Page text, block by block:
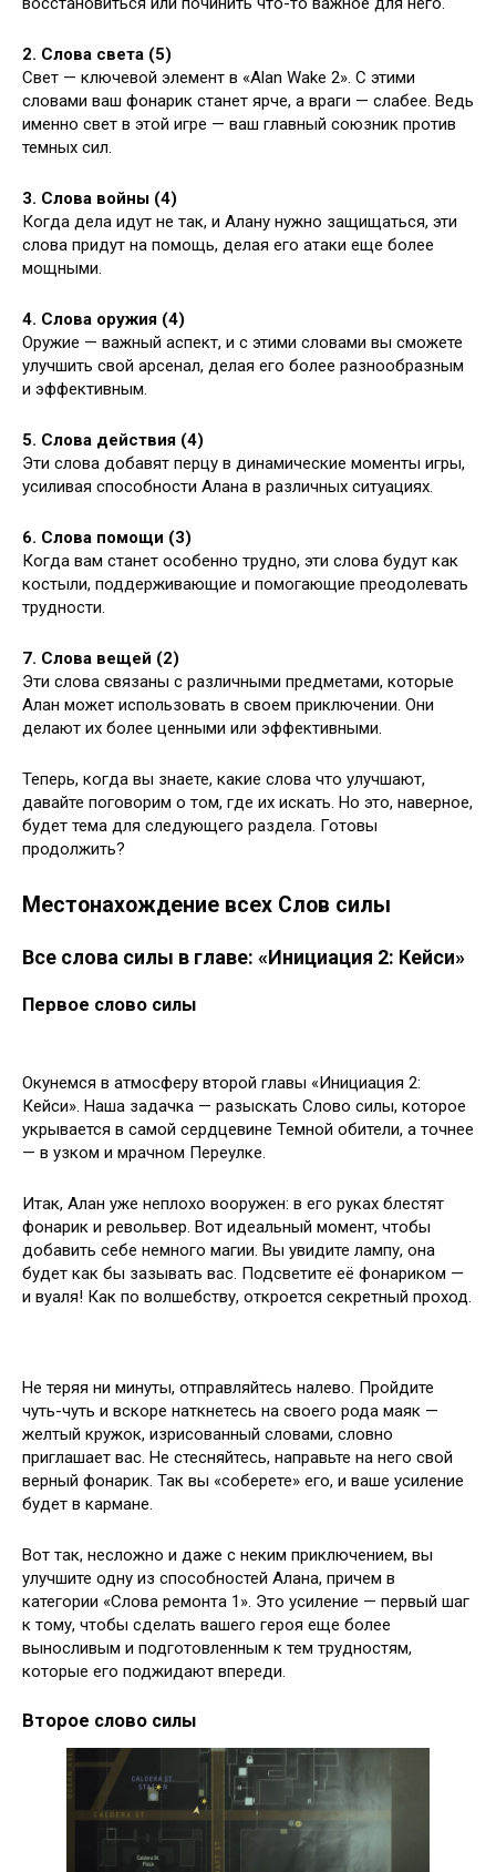
2. Слова света (5)
Свет — ключевой элемент в «Alan Wake 2». С этими
словами ваш фонарик станет ярче, а враги — слабее. Ведь
именно свет в этой игре — ваш главный союзник против
темных сил.
3. Слова войны (4)
Когда дела идут не так, и Алану нужно защищаться, эти
слова придут на помощь, делая его атаки еще более
мощными.
4. Слова оружия (4)
Оружие — важный аспект, и с этими словами вы сможете
улучшить свой арсенал, делая его более разнообразным
и эффективным.
5. Слова действия (4)
Эти слова добавят перцу в динамические моменты игры,
усиливая способности Алана в различных ситуациях.
6. Слова помощи (3)
Когда вам станет особенно трудно, эти слова будут как
костыли, поддерживающие и помогающие преодолевать
трудности.
7. Слова вещей (2)
Эти слова связаны с различными предметами, которые
Алан может использовать в своем приключении. Они
делают их более ценными или эффективными.
Теперь, когда вы знаете, какие слова что улучшают,
давайте поговорим о том, где их искать. Но это, наверное,
будет тема для следующего раздела. Готовы
продолжить?
Местонахождение всех Слов силы
Все слова силы в главе: «Инициация 2: Кейси»
Первое слово силы
Окунемся в атмосферу второй главы «Инициация 2:
Кейси». Наша задачка — разыскать Слово силы, которое
укрывается в самой сердцевине Темной обители, а точнее
— в узком и мрачном Переулке.
Итак, Алан уже неплохо вооружен: в его руках блестят
фонарик и револьвер. Вот идеальный момент, чтобы
добавить себе немного магии. Вы увидите лампу, она
будет как бы зазывать вас. Подсветите её фонариком —
и вуаля! Как по волшебству, откроется секретный проход.
Не теряя ни минуты, отправляйтесь налево. Пройдите
чуть-чуть и вскоре наткнетесь на своего рода маяк —
желтый кружок, изрисованный словами, словно
приглашает вас. Не стесняйтесь, направьте на него свой
верный фонарик. Так вы «соберете» его, и ваше усиление
будет в кармане.
Вот так, несложно и даже с неким приключением, вы
улучшите одну из способностей Алана, причем в
категории «Слова ремонта 1». Это усиление — первый шаг
к тому, чтобы сделать вашего героя еще более
выносливым и подготовленным к тем трудностям,
которые его поджидают впереди.
Второе слово силы